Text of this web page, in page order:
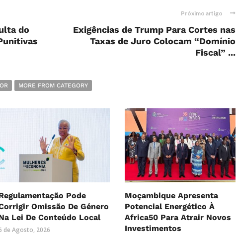
do
Próximo artigo
Exigências de Trump Para Cortes nas
Taxas de Juro Colocam “Domínio
Fiscal” ...
MORE FROM CATEGORY
Pode
Omissão De Género
Lei De Conteúdo Local
de Agosto, 2026
Moçambique Apresenta
Potencial Energético À
Africa50 Para Atrair Novos
Investimentos